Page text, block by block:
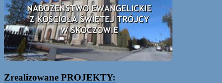
Zrealizowane PROJEKTY: